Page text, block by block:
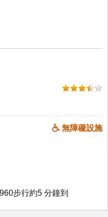
無障礙設施
步行約5 分鐘到